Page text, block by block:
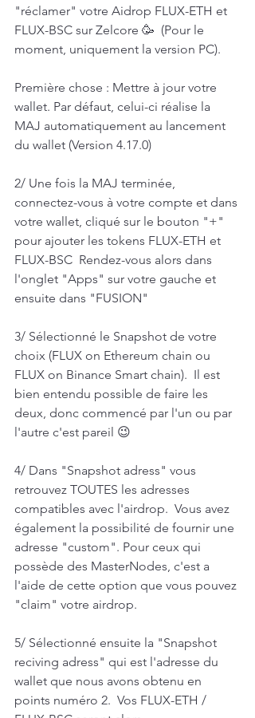
"réclamer" votre Aidrop FLUX-ETH et
FLUX-BSC sur Zelcore 🥳  (Pour le
moment, uniquement la version PC).
Première chose : Mettre à jour votre
wallet. Par défaut, celui-ci réalise la
MAJ automatiquement au lancement
du wallet (Version 4.17.0)
2/ Une fois la MAJ terminée,
connectez-vous à votre compte et dans
votre wallet, cliqué sur le bouton "+"
pour ajouter les tokens FLUX-ETH et
FLUX-BSC  Rendez-vous alors dans
l'onglet "Apps" sur votre gauche et
ensuite dans "FUSION"
3/ Sélectionné le Snapshot de votre
choix (FLUX on Ethereum chain ou
FLUX on Binance Smart chain).  Il est
bien entendu possible de faire les
deux, donc commencé par l'un ou par
l'autre c'est pareil 😉
4/ Dans "Snapshot adress" vous
retrouvez TOUTES les adresses
compatibles avec l'airdrop.  Vous avez
également la possibilité de fournir une
adresse "custom". Pour ceux qui
possède des MasterNodes, c'est a
l'aide de cette option que vous pouvez
"claim" votre airdrop.
5/ Sélectionné ensuite la "Snapshot
reciving adress" qui est l'adresse du
wallet que nous avons obtenu en
points numéro 2.  Vos FLUX-ETH /